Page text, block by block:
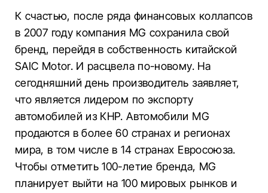
К счастью, после ряда финансовых коллапсов
в 2007 году компания MG сохранила свой
бренд, перейдя в собственность китайской
SAIC Motor. И расцвела по-новому. На
сегодняшний день производитель заявляет,
что является лидером по экспорту
автомобилей из КНР. Автомобили MG
продаются в более 60 странах и регионах
мира, в том числе в 14 странах Евросоюза.
Чтобы отметить 100-летие бренда, MG
планирует выйти на 100 мировых рынков и